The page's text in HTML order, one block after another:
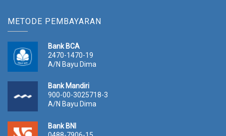
METODE PEMBAYARAN
Bank BCA
2470-1470-19
A/N Bayu Dima
Bank Mandiri
900-00-3025718-3
A/N Bayu Dima
Bank BNI